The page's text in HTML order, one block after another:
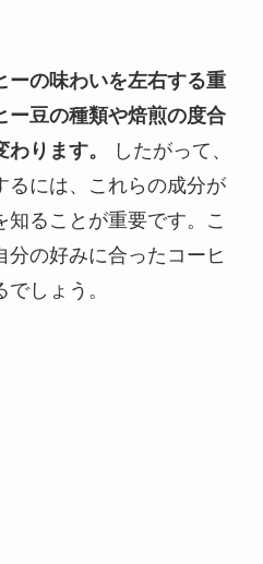
ーの味わいを左右する重
ー豆の種類や焙煎の度合
ります。
したがって、
るには、これらの成分が
知ることが重要です。こ
の好みに合ったコーヒ
しょう。